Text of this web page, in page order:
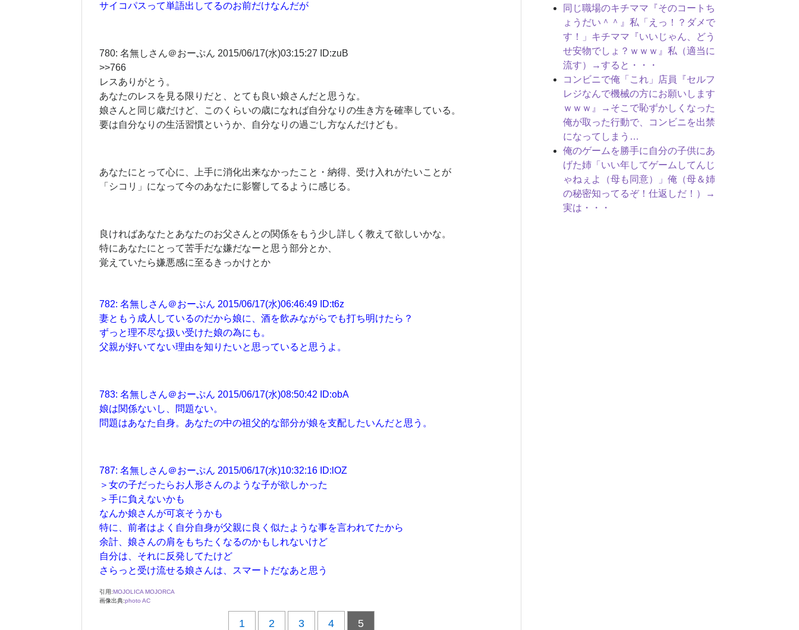
サイコパスって単語出してるのお前だけなんだが
780: 名無しさん＠おーぷん 2015/06/17(水)03:15:27 ID:zuB
>>766
レスありがとう。
あなたのレスを見る限りだと、とても良い娘さんだと思うな。
娘さんと同じ歳だけど、このくらいの歳になれば自分なりの生き方を確率している。
要は自分なりの生活習慣というか、自分なりの過ごし方なんだけども。
あなたにとって心に、上手に消化出来なかったこと・納得、受け入れがたいことが
「シコリ」になって今のあなたに影響してるように感じる。
良ければあなたとあなたのお父さんとの関係をもう少し詳しく教えて欲しいかな。
特にあなたにとって苦手だな嫌だなーと思う部分とか、
覚えていたら嫌悪感に至るきっかけとか
782: 名無しさん＠おーぷん 2015/06/17(水)06:46:49 ID:t6z
妻ともう成人しているのだから娘に、酒を飲みながらでも打ち明けたら？
ずっと理不尽な扱い受けた娘の為にも。
父親が好いてない理由を知りたいと思っていると思うよ。
783: 名無しさん＠おーぷん 2015/06/17(水)08:50:42 ID:obA
娘は関係ないし、問題ない。
問題はあなた自身。あなたの中の祖父的な部分が娘を支配したいんだと思う。
787: 名無しさん＠おーぷん 2015/06/17(水)10:32:16 ID:lOZ
＞女の子だったらお人形さんのような子が欲しかった
＞手に負えないかも
なんか娘さんが可哀そうかも
特に、前者はよく自分自身が父親に良く似たような事を言われてたから
余計、娘さんの肩をもちたくなるのかもしれないけど
自分は、それに反発してたけど
さらっと受け流せる娘さんは、スマートだなあと思う
引用:MOJOLICA MOJORCA
画像出典:photo AC
1 2 3 4 5
同じ職場のキチママ『そのコートち
ょうだい＾＾』私「えっ！？ダメで
す！」キチママ『いいじゃん、どう
せ安物でしょ？ｗｗｗ』私（適当に
流す）→すると・・・
コンビニで俺「これ」店員『セルフ
レジなんで機械の方にお願いします
ｗｗｗ』→そこで恥ずかしくなった
俺が取った行動で、コンビニを出禁
になってしまう…
俺のゲームを勝手に自分の子供にあ
げた姉「いい年してゲームしてんじ
ゃねぇよ（母も同意）」俺（母＆姉
の秘密知ってるぞ！仕返しだ！）→
実は・・・